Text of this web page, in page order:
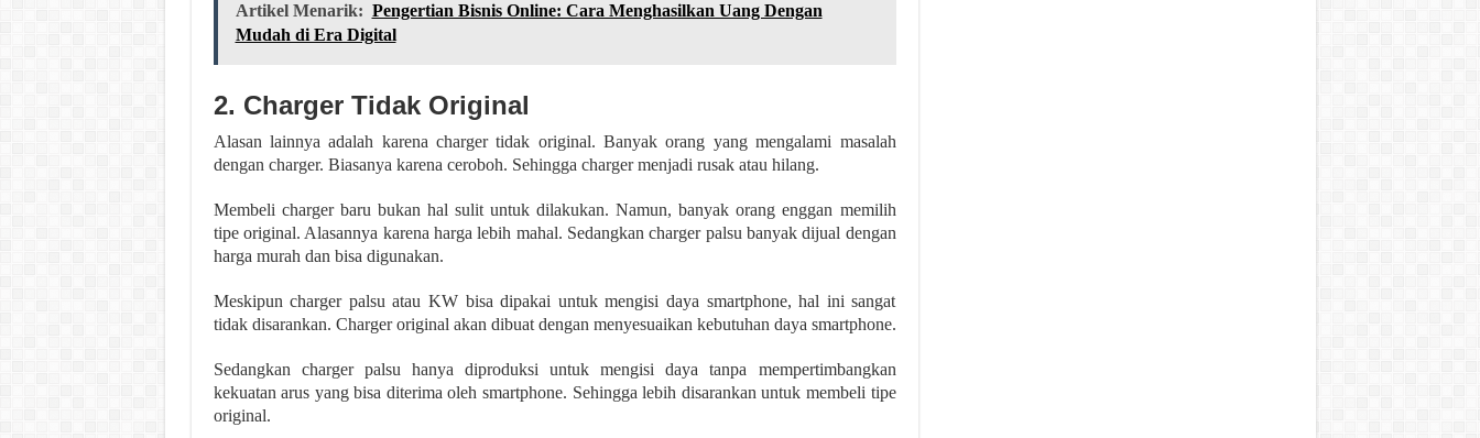
Artikel Menarik: Pengertian Bisnis Online: Cara Menghasilkan Uang Dengan
Mudah di Era Digital
2. Charger Tidak Original
Alasan lainnya adalah karena charger tidak original. Banyak orang yang mengalami masalah
dengan charger. Biasanya karena ceroboh. Sehingga charger menjadi rusak atau hilang.
Membeli charger baru bukan hal sulit untuk dilakukan. Namun, banyak orang enggan memilih
tipe original. Alasannya karena harga lebih mahal. Sedangkan charger palsu banyak dijual dengan
harga murah dan bisa digunakan.
Meskipun charger palsu atau KW bisa dipakai untuk mengisi daya smartphone, hal ini sangat
tidak disarankan. Charger original akan dibuat dengan menyesuaikan kebutuhan daya smartphone.
Sedangkan charger palsu hanya diproduksi untuk mengisi daya tanpa mempertimbangkan
kekuatan arus yang bisa diterima oleh smartphone. Sehingga lebih disarankan untuk membeli tipe
original.